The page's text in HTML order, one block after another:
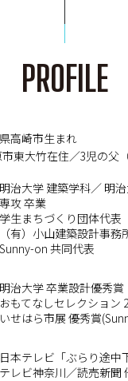
PROFILE
高崎市生まれ
東大竹在住／3児の父
明治大学 建築学科／ 明
専攻 卒業
学生まちづくり団体代表
（有）小山建築設計事
Sunny-on 共同代表
明治大学 卒業設計優秀賞
おもてなしセレクション
いせはら市展 優秀賞
日本テレビ「ぶらり途中
テレビ神奈川／読売新聞